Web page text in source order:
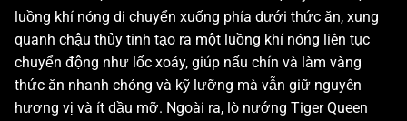
luồng khí nóng di chuyển xuống phía dưới thức ăn, xung
quanh chậu thủy tinh tạo ra một luồng khí nóng liên tục
chuyển động như lốc xoáy, giúp nấu chín và làm vàng
thức ăn nhanh chóng và kỹ lưỡng mà vẫn giữ nguyên
hương vị và ít dầu mỡ. Ngoài ra, lò nướng Tiger Queen